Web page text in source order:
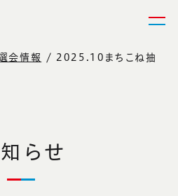
会情報
2025.10まちこね抽
らせ